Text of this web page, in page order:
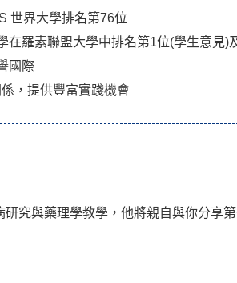
世界大學排名第76位
在羅素聯盟大學中排名第1位(學生意見)
國際
，提供豐富實踐機會
究與藥理學教學，他將親自與你分享